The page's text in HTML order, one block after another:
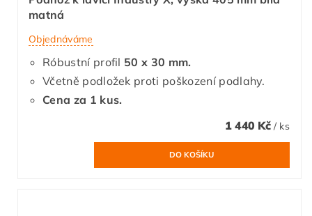
matná
Objednáváme
Róbustní profil 50 x 30 mm.
Včetně podložek proti poškození podlahy.
Cena za 1 kus.
1 440 Kč / ks